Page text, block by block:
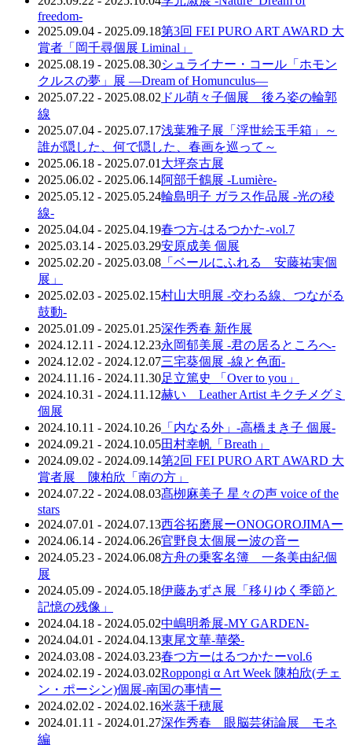
freedom-
2025.09.04 - 2025.09.18第3回 FEI PURO ART AWARD 大
賞者「岡千尋個展 Liminal」
2025.08.19 - 2025.08.30シュライナー・コール「ホモン
クルスの夢」展 ―Dream of Homunculus―
2025.07.22 - 2025.08.02 ドル萌々子個展 後ろ姿の輪郭
線
2025.07.04 - 2025.07.17浅葉雅子展「浮世絵玉手箱」～
誰が隠した、何で隠した、春画を巡って～
2025.06.18 - 2025.07.01 大坪奈古展
2025.06.02 - 2025.06.14阿部千鶴展 -Lumière-
2025.05.12 - 2025.05.24輪島明子 ガラス作品展 -光の稜
線-
2025.04.04 - 2025.04.19春つ方-はるつかた-vol.7
2025.03.14 - 2025.03.29安原成美 個展
2025.02.20 - 2025.03.08 「ベールにふれる 安藤祐実個
展」
2025.02.03 - 2025.02.15村山大明展 -交わる線、つながる
鼓動-
2025.01.09 - 2025.01.25深作秀春 新作展
2024.12.11 - 2024.12.23永岡郁美展 -君の居るところへ-
2024.12.02 - 2024.12.07三宅葵個展 -線と色面-
2024.11.16 - 2024.11.30足立篤史 「Over to you」
2024.10.31 - 2024.11.12赫い Leather Artist キクチメグミ
個展
2024.10.11 - 2024.10.26 「内なる外」-高橋まき子 個展-
2024.09.21 - 2024.10.05田村幸帆「Breath」
2024.09.02 - 2024.09.14第2回 FEI PURO ART AWARD 大
賞者展 陳柏欣「南の方」
2024.07.22 - 2024.08.03髙栁麻美子 星々の声 voice of the
stars
2024.07.01 - 2024.07.13西谷拓磨展ーONOGOROJIMAー
2024.06.14 - 2024.06.26官野良太個展ー波の音ー
2024.05.23 - 2024.06.08方舟の乗客名簿 一条美由紀個
展
2024.05.09 - 2024.05.18伊藤あずさ展「移りゆく季節と
記憶の残像」
2024.04.18 - 2024.05.02中嶋明希展-MY GARDEN-
2024.04.01 - 2024.04.13東尾文華-華榮-
2024.03.08 - 2024.03.23春つ方ーはるつかたーvol.6
2024.02.19 - 2024.03.02Roppongi α Art Week 陳柏欣(チェ
ン・ポーシン)個展-南国の事情ー
2024.02.02 - 2024.02.16米蒸千穂展
2024.01.11 - 2024.01.27深作秀春 眼脳芸術論展 モネ
編